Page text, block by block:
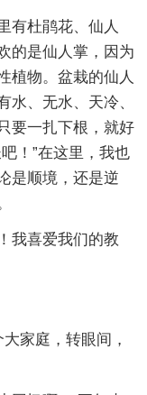
有杜鹃花、仙人
的是仙人掌，因为
植物。盆栽的仙人
水、无水、天冷、
要一扎下根，就好
！”在这里，我也
是顺境，还是逆
我喜爱我们的教
家庭，转眼间，